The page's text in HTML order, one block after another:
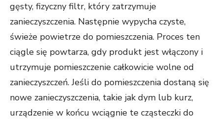
gęsty, fizyczny filtr, który zatrzymuje
zanieczyszczenia. Następnie wypycha czyste,
świeże powietrze do pomieszczenia. Proces ten
ciągle się powtarza, gdy produkt jest włączony i
utrzymuje pomieszczenie całkowicie wolne od
zanieczyszczeń. Jeśli do pomieszczenia dostaną się
nowe zanieczyszczenia, takie jak dym lub kurz,
urządzenie w końcu wciągnie te cząsteczki do